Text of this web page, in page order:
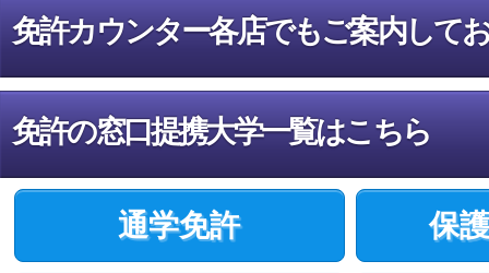
免許カウンター各店でもご案内して
免許の窓口提携大学一覧はこちら
通学免許 保